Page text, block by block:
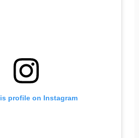
profile on Instagram